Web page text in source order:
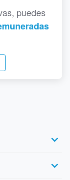
puedes